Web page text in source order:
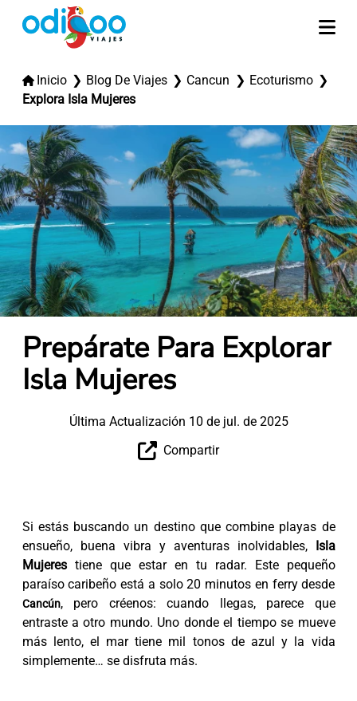
Inicio Blog De Viajes Cancun
Ecoturismo
Explora Isla Mujeres
Prepárate Para Explorar
Isla Mujeres
Última Actualización 10 de jul. de 2025
Compartir
Si estás buscando un destino que combine playas de
ensueño, buena vibra y aventuras inolvidables, Isla
Mujerestiene que estar en tu radar. Este pequeño
paraíso caribeño está a solo 20 minutos en ferry desde
Cancún, pero créenos: cuando llegas, parece que
entraste a otro mundo. Uno donde el tiempo se mueve
más lento, el mar tiene mil tonos de azul y la vida
simplemente… se disfruta más.